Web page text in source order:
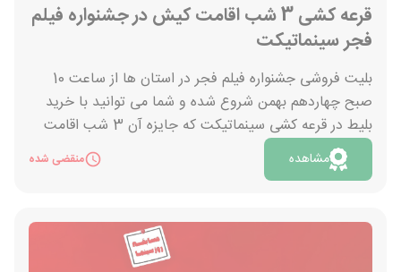
قرعه کشی 3 شب اقامت کیش در جشنواره فیلم
فجر سینماتیکت
بلیت فروشی جشنواره فیلم فجر در استان ها از ساعت 10
صبح چهاردهم بهمن شروع شده و شما می توانید با خرید
بلیط در قرعه کشی سینماتیکت که جایزه آن 3 شب اقامت
رایگان کیش برای 3 نفر با یک همراه می باشد شرکت کنید.
جهت مشاهده لیست فیلم های چهل و سومین جشنواره فیلم
مشاهده منقضی شده